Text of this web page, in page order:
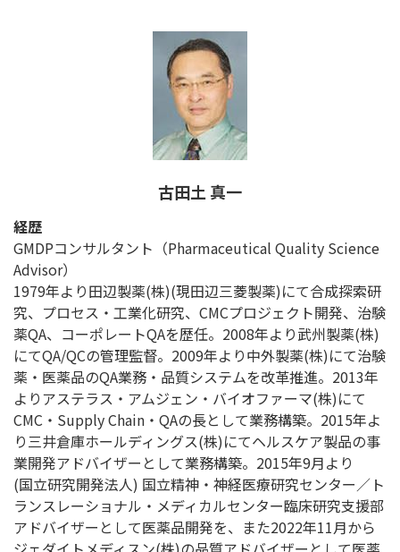
古田土 真一
経歴
GMDPコンサルタント（Pharmaceutical Quality Science
Advisor）
1979年より田辺製薬(株)(現田辺三菱製薬)にて合成探索研
究、プロセス・工業化研究、CMCプロジェクト開発、治験
薬QA、コーポレートQAを歴任。2008年より武州製薬(株)
にてQA/QCの管理監督。2009年より中外製薬(株)にて治験
薬・医薬品のQA業務・品質システムを改革推進。2013年
よりアステラス・アムジェン・バイオファーマ(株)にて
CMC・Supply Chain・QAの長として業務構築。2015年よ
り三井倉庫ホールディングス(株)にてヘルスケア製品の事
業開発アドバイザーとして業務構築。2015年9月より
(国立研究開発法人) 国立精神・神経医療研究センター／ト
ランスレーショナル・メディカルセンター臨床研究支援部
アドバイザーとして医薬品開発を、また2022年11月から